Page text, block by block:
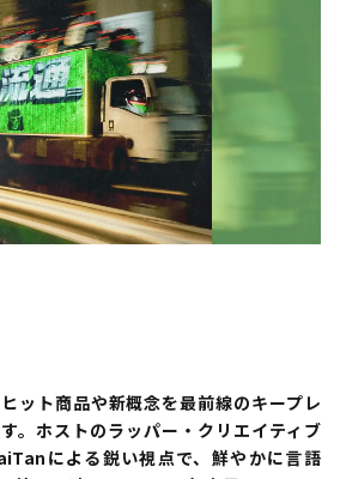
ット商品や新概念を最前線のキープレ
。ホストのラッパー・クリエイティブ
による鋭い視点で、鮮やかに言語